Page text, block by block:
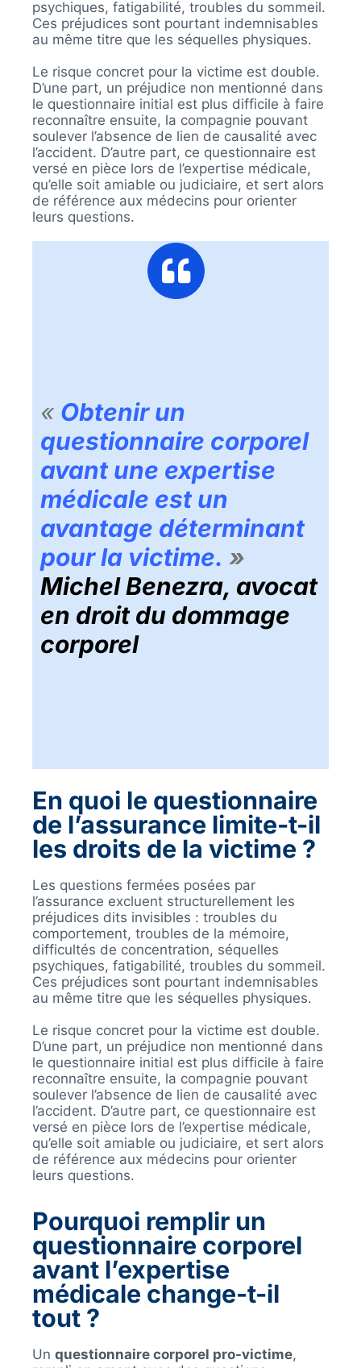
psychiques, fatigabilité, troubles du sommeil.
Ces préjudices sont pourtant indemnisables
au même titre que les séquelles physiques.
Le risque concret pour la victime est double.
D’une part, un préjudice non mentionné dans
le questionnaire initial est plus difficile à faire
reconnaître ensuite, la compagnie pouvant
soulever l’absence de lien de causalité avec
l’accident. D’autre part, ce questionnaire est
versé en pièce lors de l’expertise médicale,
qu’elle soit amiable ou judiciaire, et sert alors
de référence aux médecins pour orienter
leurs questions.
« Obtenir un
questionnaire corporel
avant une expertise
médicale est un
avantage déterminant
pour la victime. »
Michel Benezra, avocat
en droit du dommage
corporel
En quoi le questionnaire
de l’assurance limite-t-il
les droits de la victime ?
Les questions fermées posées par
l’assurance excluent structurellement les
préjudices dits invisibles : troubles du
comportement, troubles de la mémoire,
difficultés de concentration, séquelles
psychiques, fatigabilité, troubles du sommeil.
Ces préjudices sont pourtant indemnisables
au même titre que les séquelles physiques.
Le risque concret pour la victime est double.
D’une part, un préjudice non mentionné dans
le questionnaire initial est plus difficile à faire
reconnaître ensuite, la compagnie pouvant
soulever l’absence de lien de causalité avec
l’accident. D’autre part, ce questionnaire est
versé en pièce lors de l’expertise médicale,
qu’elle soit amiable ou judiciaire, et sert alors
de référence aux médecins pour orienter
leurs questions.
Pourquoi remplir un
questionnaire corporel
avant l’expertise
médicale change-t-il
tout ?
Un questionnaire corporel pro-victime,